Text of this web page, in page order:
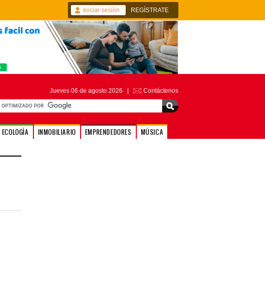
Iniciar sesión REGÍSTRATE
Jueves 06 de agosto 2026 | Contáctenos
ECOLOGÍA INMOBILIARIO EMPRENDEDORES MÚSICA